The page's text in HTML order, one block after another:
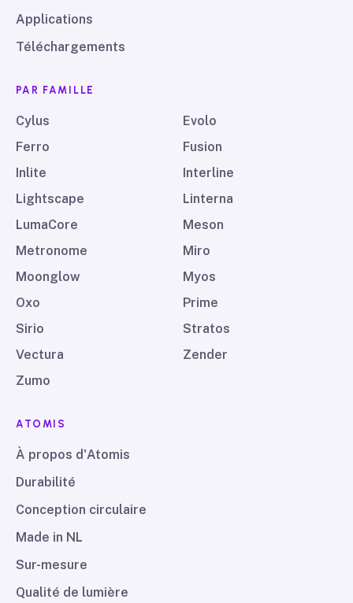
Applications
Téléchargements
PAR FAMILLE
Cylus
Evolo
Ferro
Fusion
Inlite
Interline
Lightscape
Linterna
LumaCore
Meson
Metronome
Miro
Moonglow
Myos
Oxo
Prime
Sirio
Stratos
Vectura
Zender
Zumo
ATOMIS
À propos d'Atomis
Durabilité
Conception circulaire
Made in NL
Sur-mesure
Qualité de lumière